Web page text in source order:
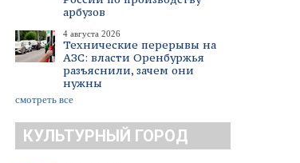
арбузов
4 августа 2026
Технические перерывы на
АЗС: власти Оренбуржья
разъяснили, зачем они
нужны
смотреть все
КУЛЬТУРНЫЙ ГОРОД